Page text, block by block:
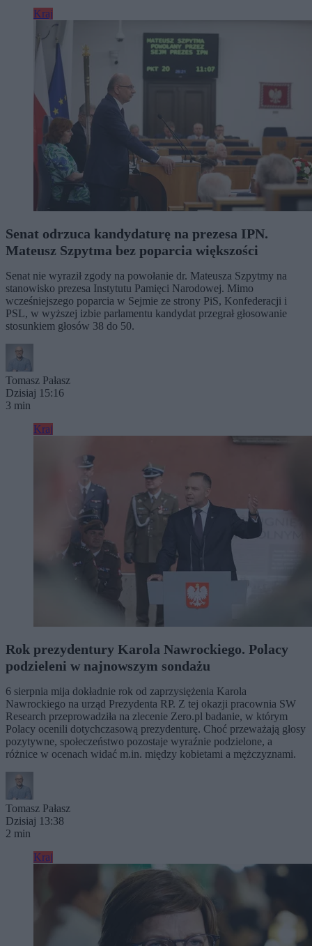
Kraj
Senat odrzuca kandydaturę na prezesa IPN.
Mateusz Szpytma bez poparcia większości
Senat nie wyraził zgody na powołanie dr. Mateusza Szpytmy na
stanowisko prezesa Instytutu Pamięci Narodowej. Mimo
wcześniejszego poparcia w Sejmie ze strony PiS, Konfederacji i
PSL, w wyższej izbie parlamentu kandydat przegrał głosowanie
stosunkiem głosów 38 do 50.
Tomasz Pałasz
Dzisiaj 15:16
3 min
Kraj
Rok prezydentury Karola Nawrockiego. Polacy
podzieleni w najnowszym sondażu
6 sierpnia mija dokładnie rok od zaprzysiężenia Karola
Nawrockiego na urząd Prezydenta RP. Z tej okazji pracownia SW
Research przeprowadziła na zlecenie Zero.pl badanie, w którym
Polacy ocenili dotychczasową prezydenturę. Choć przeważają głosy
pozytywne, społeczeństwo pozostaje wyraźnie podzielone, a
różnice w ocenach widać m.in. między kobietami a mężczyznami.
Tomasz Pałasz
Dzisiaj 13:38
2 min
Kraj